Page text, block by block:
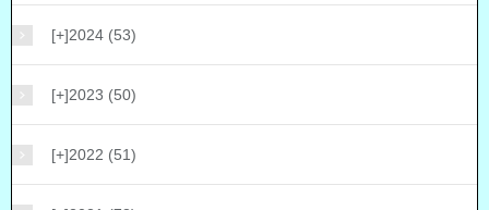
[+]2024 (53)
[+]2023 (50)
[+]2022 (51)